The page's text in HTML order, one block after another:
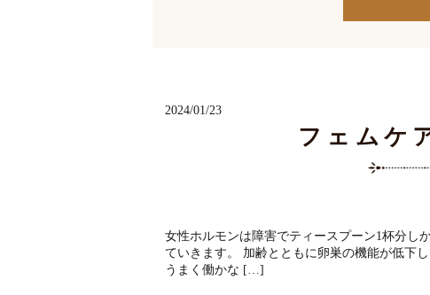
2024/01/23
フェムケ
女性ホルモンは障害でティースプーン1杯分し
ていきます。 加齢とともに卵巣の機能が低下
うまく働かな […]